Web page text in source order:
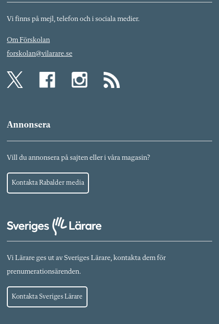
Vi finns på mejl, telefon och i sociala medier.
Om Förskolan
forskolan@vilarare.se
Annonsera
Vill du annonsera på sajten eller i våra magasin?
Kontakta Rabalder media
Vi Lärare ges ut av Sveriges Lärare, kontakta dem för
prenumerationsärenden.
Kontakta Sveriges Lärare